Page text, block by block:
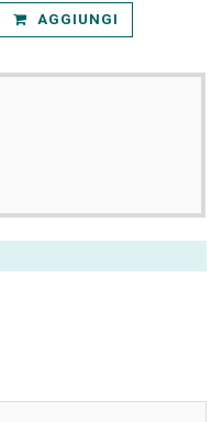
AGGIUNGI